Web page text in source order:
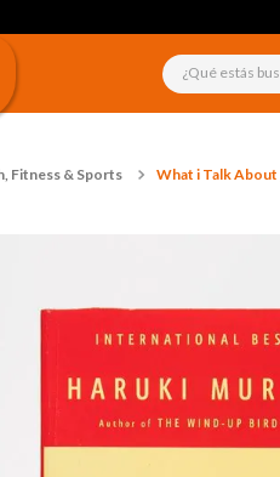
¿Qué estás
Fitness & Sports What i Talk About